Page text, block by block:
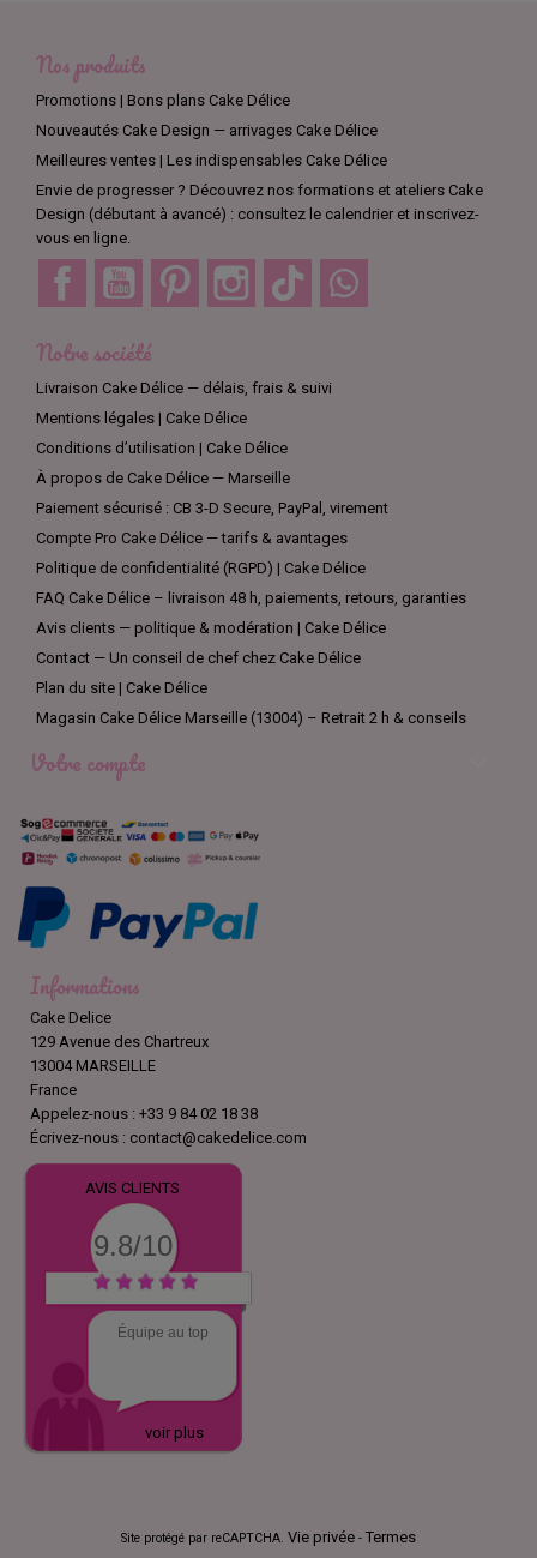
Nos produits
Promotions | Bons plans Cake Délice
Nouveautés Cake Design — arrivages Cake Délice
Meilleures ventes | Les indispensables Cake Délice
Envie de progresser ? Découvrez nos formations et ateliers Cake
Design (débutant à avancé) : consultez le calendrier et inscrivez-
vous en ligne.
Facebook YouTube Pinterest Instagram TikTok
Notre société
Livraison Cake Délice — délais, frais & suivi
Mentions légales | Cake Délice
Conditions d’utilisation | Cake Délice
À propos de Cake Délice — Marseille
Paiement sécurisé : CB 3-D Secure, PayPal, virement
Compte Pro Cake Délice — tarifs & avantages
Politique de confidentialité (RGPD) | Cake Délice
FAQ Cake Délice – livraison 48 h, paiements, retours, garanties
Avis clients — politique & modération | Cake Délice
Contact — Un conseil de chef chez Cake Délice
Plan du site | Cake Délice
Magasin Cake Délice Marseille (13004) – Retrait 2 h & conseils
Votre compte
Informations
Cake Delice
129 Avenue des Chartreux
13004 MARSEILLE
France
Appelez-nous : +33 9 84 02 18 38
Écrivez-nous : contact@cakedelice.com
AVIS CLIENTS
9.8/10
Équipe au top
voir plus
Site protégé par reCAPTCHA. Vie privée - Termes